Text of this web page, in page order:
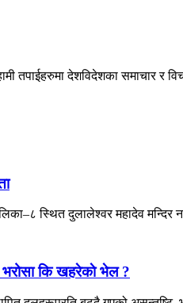
तपाईहरुमा देशविदेशका समाचार
स्थित दुलालेश्वर महादेव
कि खहरेकाे भेल ?